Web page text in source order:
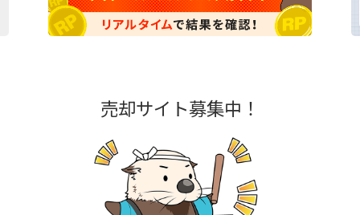
売却サイト募集中！